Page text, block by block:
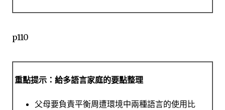
p110
重點提示：給多語言家庭的要點整理
父母要負責平衡周遭環境中兩種語言的使用比